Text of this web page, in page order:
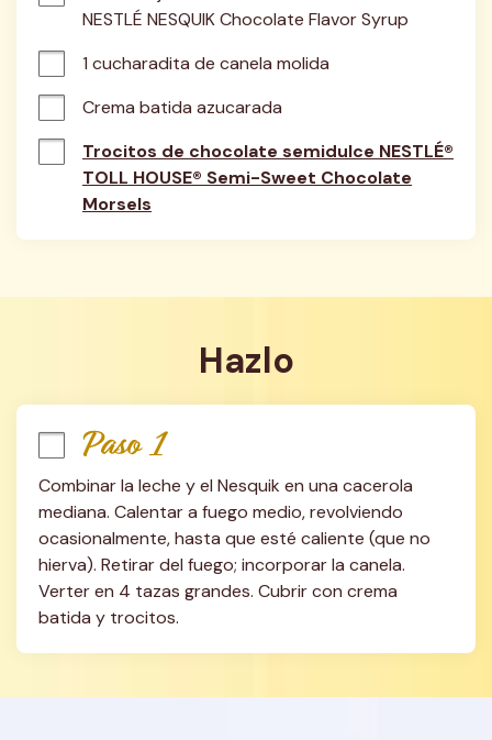
NESTLÉ NESQUIK Chocolate Flavor Syrup
1 cucharadita de canela molida
Crema batida azucarada
Trocitos de chocolate semidulce NESTLÉ®
TOLL HOUSE® Semi-Sweet Chocolate
Morsels
Hazlo
Paso 1
Combinar la leche y el Nesquik en una cacerola
mediana. Calentar a fuego medio, revolviendo
ocasionalmente, hasta que esté caliente (que no
hierva). Retirar del fuego; incorporar la canela.
Verter en 4 tazas grandes. Cubrir con crema
batida y trocitos.